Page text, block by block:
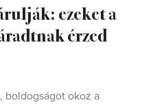
ezeket a
érzed
boldogságot okoz a